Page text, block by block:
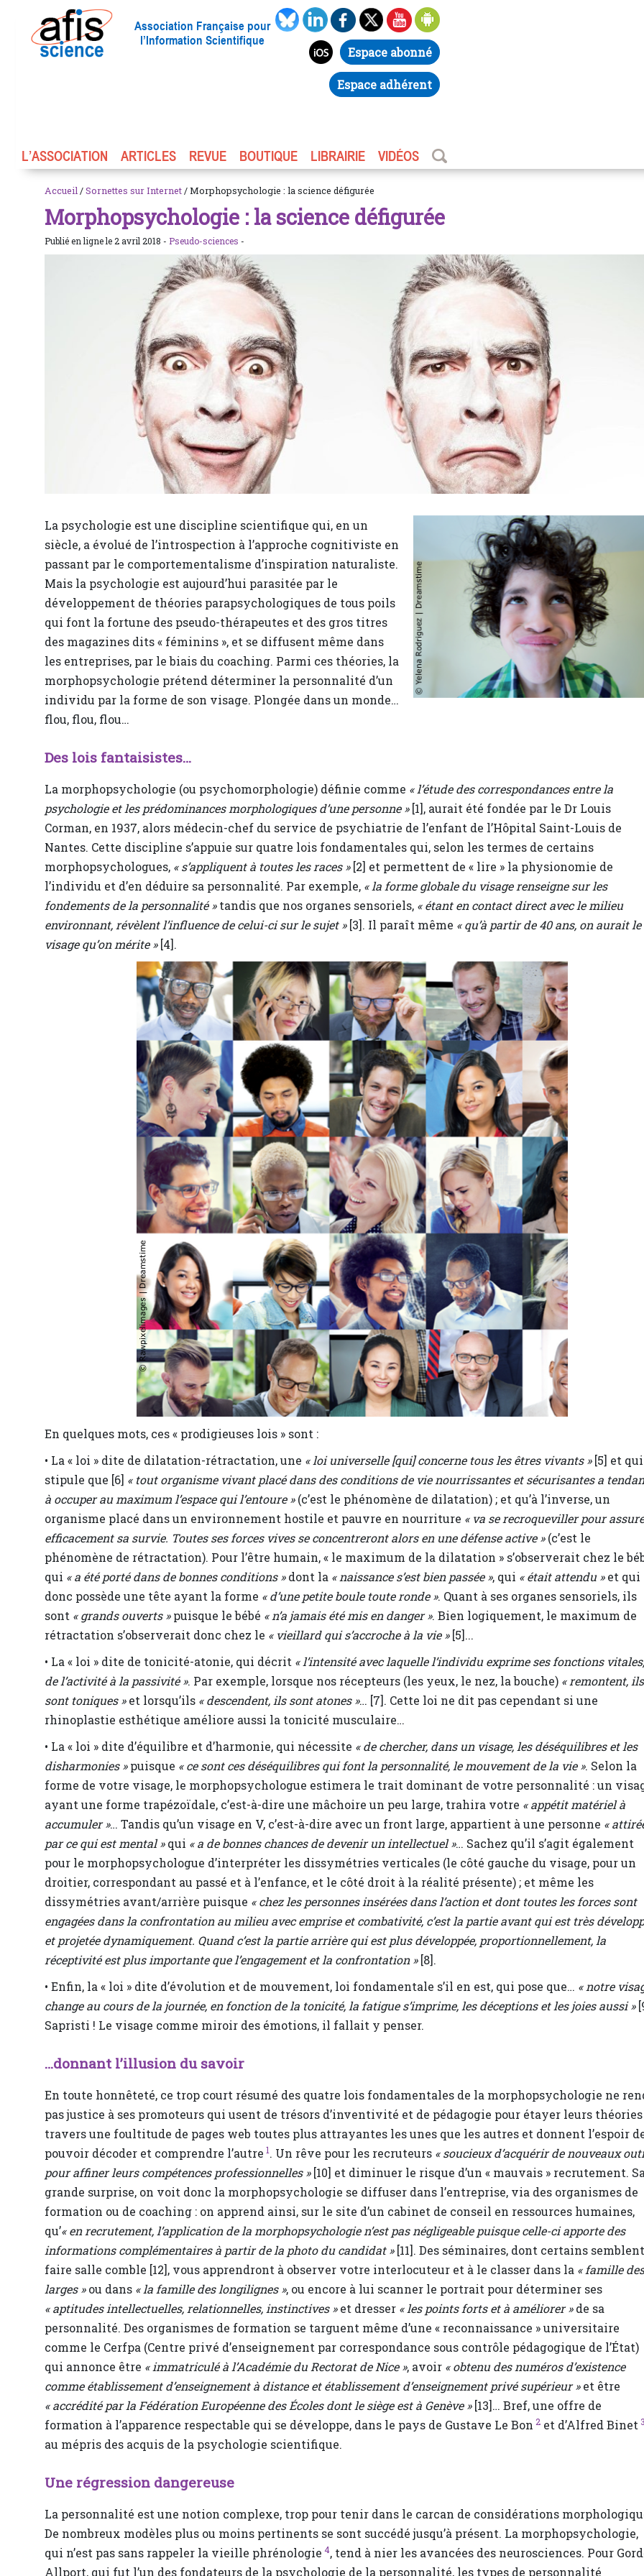
Association Française pour
l’Information Scientifique
Espace abonné
Espace adhérent
L’ASSOCIATION ARTICLES REVUE BOUTIQUE LIBRAIRIE VIDÉOS
Accueil /Sornettes sur Internet / Morphopsychologie : la science défigurée
Morphopsychologie : la science défigurée
Publié en ligne le 2 avril 2018 - Pseudo-sciences -
La psychologie est une discipline scientifique qui, en un
siècle, a évolué de l’introspection à l’approche cognitiviste en
passant par le comportementalisme d’inspiration naturaliste.
Mais la psychologie est aujourd’hui parasitée par le
développement de théories parapsychologiques de tous poils
qui font la fortune des pseudo-thérapeutes et des gros titres
des magazines dits « féminins », et se diffusent même dans
les entreprises, par le biais du coaching. Parmi ces théories, la
morphopsychologie prétend déterminer la personnalité d’un
individu par la forme de son visage. Plongée dans un monde…
flou, flou, flou…
Des lois fantaisistes…
La morphopsychologie (ou psychomorphologie) définie comme « l’étude des correspondances entre la
psychologie et les prédominances morphologiques d’une personne »[1], aurait été fondée par le Dr Louis
Corman, en 1937, alors médecin-chef du service de psychiatrie de l’enfant de l’Hôpital Saint-Louis de
Nantes. Cette discipline s’appuie sur quatre lois fondamentales qui, selon les termes de certains
morphopsychologues, « s’appliquent à toutes les races »[2] et permettent de « lire » la physionomie de
l’individu et d’en déduire sa personnalité. Par exemple, « la forme globale du visage renseigne sur les
fondements de la personnalité »tandis que nos organes sensoriels, « étant en contact direct avec le milieu
environnant, révèlent l’influence de celui-ci sur le sujet »[3]. Il paraît même « qu’à partir de 40 ans, on aurait le
visage qu’on mérite »[4].
En quelques mots, ces « prodigieuses lois » sont :
• La « loi » dite de dilatation-rétractation, une « loi universelle [qui] concerne tous les êtres vivants »[5] et qui
stipule que [6] « tout organisme vivant placé dans des conditions de vie nourrissantes et sécurisantes a
à occuper au maximum l’espace qui l’entoure »(c’est le phénomène de dilatation) ; et qu’à l’inverse, un
organisme placé dans un environnement hostile et pauvre en nourriture « va se recroqueviller pour
efficacement sa survie. Toutes ses forces vives se concentreront alors en une défense active »(c’est le
phénomène de rétractation). Pour l’être humain, « le maximum de la dilatation » s’observerait chez le
qui « a été porté dans de bonnes conditions »dont la « naissance s’est bien passée », qui « était attendu »et qui
donc possède une tête ayant la forme « d’une petite boule toute ronde ». Quant à ses organes sensoriels, ils
sont « grands ouverts »puisque le bébé « n’a jamais été mis en danger ». Bien logiquement, le maximum de
rétractation s’observerait donc chez le « vieillard qui s’accroche à la vie »[5]...
• La « loi » dite de tonicité-atonie, qui décrit « l’intensité avec laquelle l’individu exprime ses fonctions vitales,
de l’activité à la passivité ». Par exemple, lorsque nos récepteurs (les yeux, le nez, la bouche) « remontent, ils
sont toniques »et lorsqu’ils « descendent, ils sont atones »… [7]. Cette loi ne dit pas cependant si une
rhinoplastie esthétique améliore aussi la tonicité musculaire…
• La « loi » dite d’équilibre et d’harmonie, qui nécessite « de chercher, dans un visage, les déséquilibres et les
disharmonies »puisque « ce sont ces déséquilibres qui font la personnalité, le mouvement de la vie ». Selon la
forme de votre visage, le morphopsychologue estimera le trait dominant de votre personnalité : un
ayant une forme trapézoïdale, c’est-à-dire une mâchoire un peu large, trahira votre « appétit matériel à
accumuler »… Tandis qu’un visage en V, c’est-à-dire avec un front large, appartient à une personne «
par ce qui est mental »qui « a de bonnes chances de devenir un intellectuel »… Sachez qu’il s’agit également
pour le morphopsychologue d’interpréter les dissymétries verticales (le côté gauche du visage, pour un
droitier, correspondant au passé et à l’enfance, et le côté droit à la réalité présente) ; et même les
dissymétries avant/arrière puisque « chez les personnes insérées dans l’action et dont toutes les forces sont
engagées dans la confrontation au milieu avec emprise et combativité, c’est la partie avant qui est très
et projetée dynamiquement. Quand c’est la partie arrière qui est plus développée, proportionnellement, la
réceptivité est plus importante que l’engagement et la confrontation »[8].
• Enfin, la « loi » dite d’évolution et de mouvement, loi fondamentale s’il en est, qui pose que… « notre
change au cours de la journée, en fonction de la tonicité, la fatigue s’imprime, les déceptions et les joies aussi »
Sapristi ! Le visage comme miroir des émotions, il fallait y penser.
…donnant l’illusion du savoir
En toute honnêteté, ce trop court résumé des quatre lois fondamentales de la morphopsychologie ne
pas justice à ses promoteurs qui usent de trésors d’inventivité et de pédagogie pour étayer leurs théories
travers une foultitude de pages web toutes plus attrayantes les unes que les autres et donnent l’espoir
pouvoir décoder et comprendre l’autre 1. Un rêve pour les recruteurs « soucieux d’acquérir de nouveaux
pour affiner leurs compétences professionnelles »[10] et diminuer le risque d’un « mauvais » recrutement.
grande surprise, on voit donc la morphopsychologie se diffuser dans l’entreprise, via des organismes de
formation ou de coaching : on apprend ainsi, sur le site d’un cabinet de conseil en ressources humaines,
qu’« en recrutement, l’application de la morphopsychologie n’est pas négligeable puisque celle-ci apporte des
informations complémentaires à partir de la photo du candidat »[11]. Des séminaires, dont certains semblent
faire salle comble [12], vous apprendront à observer votre interlocuteur et à le classer dans la « famille des
larges »ou dans « la famille des longilignes », ou encore à lui scanner le portrait pour déterminer ses
« aptitudes intellectuelles, relationnelles, instinctives »et dresser « les points forts et à améliorer »de sa
personnalité. Des organismes de formation se targuent même d’une « reconnaissance » universitaire
comme le Cerfpa (Centre privé d’enseignement par correspondance sous contrôle pédagogique de l’État)
qui annonce être « immatriculé à l’Académie du Rectorat de Nice », avoir « obtenu des numéros d’existence
comme établissement d’enseignement à distance et établissement d’enseignement privé supérieur »et être
« accrédité par la Fédération Européenne des Écoles dont le siège est à Genève »[13]… Bref, une offre de
formation à l’apparence respectable qui se développe, dans le pays de Gustave Le Bon 2 et d’Alfred Binet 3
au mépris des acquis de la psychologie scientifique.
Une régression dangereuse
La personnalité est une notion complexe, trop pour tenir dans le carcan de considérations
De nombreux modèles plus ou moins pertinents se sont succédé jusqu’à présent. La morphopsychologie,
qui n’est pas sans rappeler la vieille phrénologie 4, tend à nier les avancées des neurosciences. Pour
Allport, qui fut l’un des fondateurs de la psychologie de la personnalité, les types de personnalité